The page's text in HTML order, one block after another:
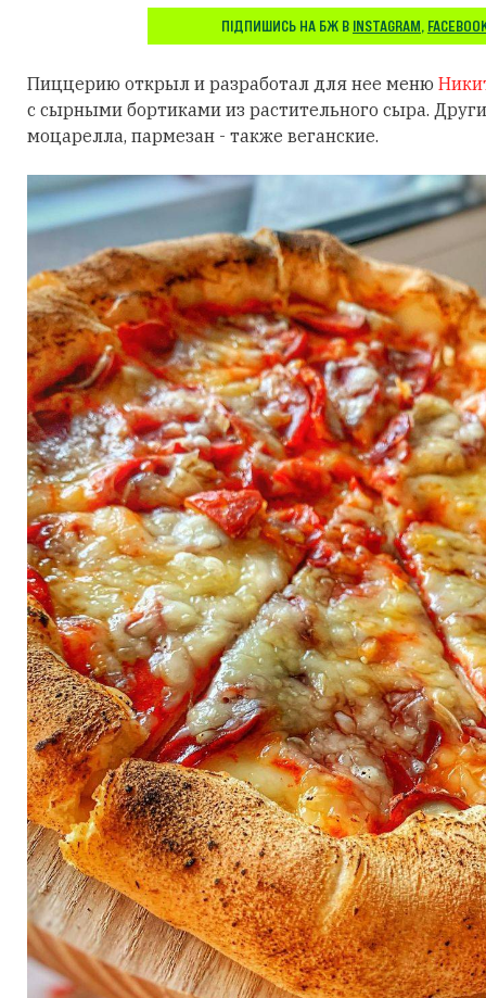
ПІДПИШИСЬ НА БЖ В INSTAGRAM,
Пиццерию открыл и разработал для нее меню
с сырными бортиками из растительного сыра.
моцарелла, пармезан - также веганские.